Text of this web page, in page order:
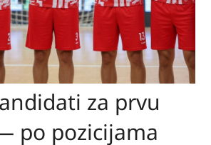
za prvu
po pozicijama